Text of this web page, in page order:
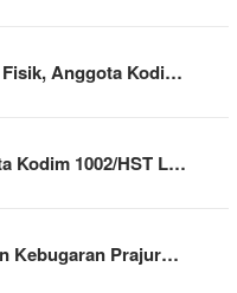
Anggota Kodi…
Kodim 1002/HST L…
Kebugaran Prajur…